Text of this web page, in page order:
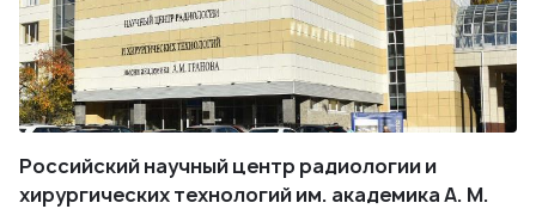
Российский научный центр радиологии и
хирургических технологий им. академика А. М.